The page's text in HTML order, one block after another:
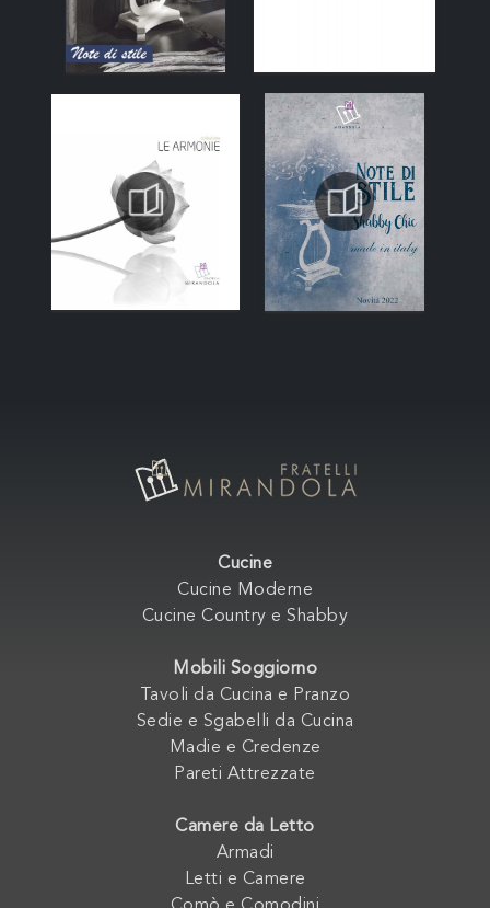
Cucine
Cucine Moderne
Cucine Country e Shabby
Mobili Soggiorno
Tavoli da Cucina e Pranzo
Sedie e Sgabelli da Cucina
Madie e Credenze
Pareti Attrezzate
Camere da Letto
Armadi
Letti e Camere